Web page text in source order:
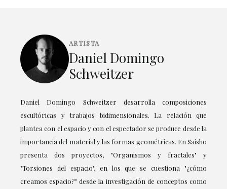
ARTISTA
Daniel Domingo
Schweitzer
Daniel Domingo Schweitzer desarrolla composiciones
escultóricas y trabajos bidimensionales. La relación que
plantea con el espacio y con el espectador se produce desde la
importancia del material y las formas geométricas. En Saisho
presenta dos proyectos, "Organismos y fractales" y
"Torsiones del espacio", en los que se cuestiona "¿cómo
creamos espacio?" desde la investigación de conceptos como